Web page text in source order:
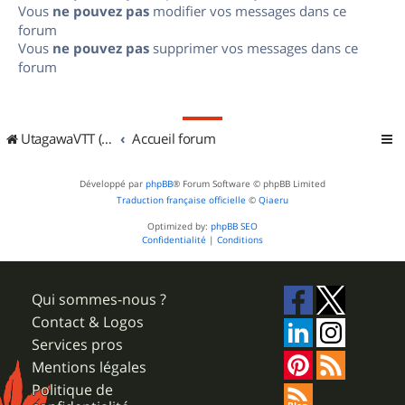
Vous ne pouvez pas modifier vos messages dans ce
forum
Vous ne pouvez pas supprimer vos messages dans ce
forum
UtagawaVTT (Randos VTT et VTTAE avec traces GPS) Accueil forum
Développé par phpBB® Forum Software © phpBB Limited
Traduction française officielle © Qiaeru
Optimized by: phpBB SEO
Confidentialité | Conditions
Qui sommes-nous ?
Contact & Logos
Services pros
Mentions légales
Politique de